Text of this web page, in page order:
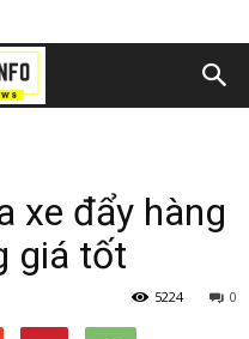
xe đẩy hàng
giá tốt
0
5224